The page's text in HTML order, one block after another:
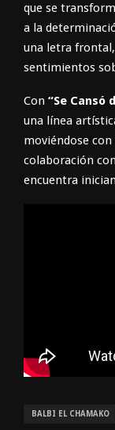
que se
a la
una letra
sentimientos
Con “Se Cansó
una línea
moviéndose
colaboración con
encuentra
BALBI EL CHAMAKO